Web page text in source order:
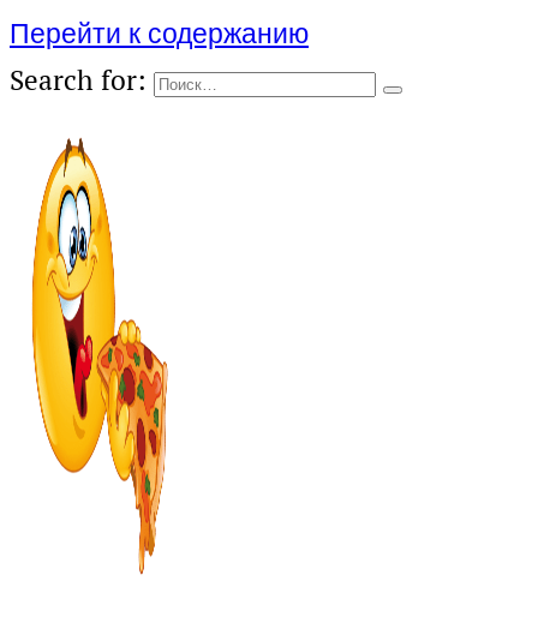
Перейти к содержанию
Search for: